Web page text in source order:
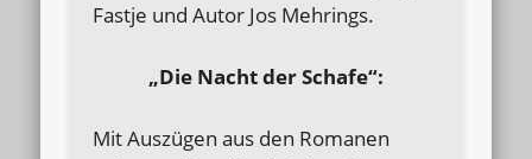
Fastje und Autor Jos Mehrings.
„Die Nacht der Schafe“:
Mit Auszügen aus den Romanen